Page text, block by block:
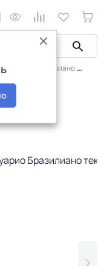
Бразилиано